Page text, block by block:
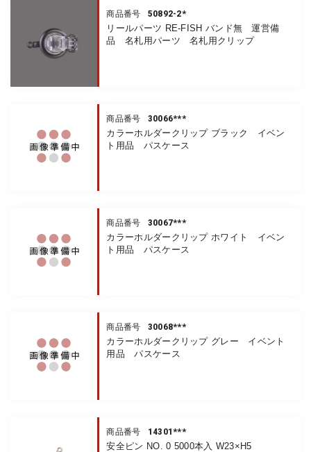
商品番号 50892-2*
リールパーツ RE-FISH バンド無 運営備
品 名札用パーツ 名札用クリップ
商品番号 30066***
カラーホルダークリップ ブラック イベン
ト用品 パスケース
商品番号 30067***
カラーホルダークリップ ホワイト イベン
ト用品 パスケース
商品番号 30068***
カラーホルダークリップ グレー イベント
用品 パスケース
商品番号 14301***
安全ピン NO. 0 5000本入 W23×H5